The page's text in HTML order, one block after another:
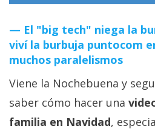
Sistemas
operativos
Profesional
El "big tech" niega la
viví la burbuja puntocom
muchos paralelismos
Viene la Nochebuena y
saber cómo hacer una
familia en Navidad,